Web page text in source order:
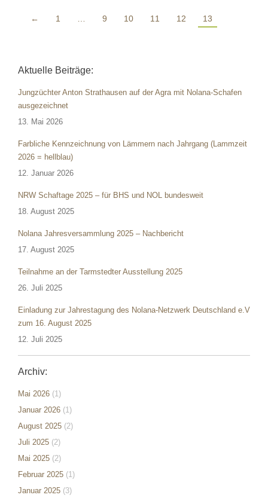
← 1 9 10 11 12 13
Aktuelle Beiträge:
Jungzüchter Anton Strathausen auf der Agra mit Nolana-Schafen
ausgezeichnet
13. Mai 2026
Farbliche Kennzeichnung von Lämmern nach Jahrgang (Lammzeit
2026 = hellblau)
12. Januar 2026
NRW Schaftage 2025 – für BHS und NOL bundesweit
18. August 2025
Nolana Jahresversammlung 2025 – Nachbericht
17. August 2025
Teilnahme an der Tarmstedter Ausstellung 2025
26. Juli 2025
Einladung zur Jahrestagung des Nolana-Netzwerk Deutschland e.V
zum 16. August 2025
12. Juli 2025
Archiv:
Mai 2026 (1)
Januar 2026 (1)
August 2025 (2)
Juli 2025 (2)
Mai 2025 (2)
Februar 2025 (1)
Januar 2025 (3)